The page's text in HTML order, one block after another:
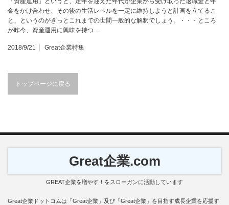
金をかけ合わせ、その後の生活レベルを一定に維持しようと計画を立てるこ
と、というのがきっとこれまでの世間一般的な解釈でしょう。・・・ところ
が昨今、資産運用に興味を持つ…
2018/9/21 Great企業特集
トップページに戻る
Great企業.com
GREAT企業を増やす！をスローガンに活動しています
Great企業ドットコムは「Great企業」及び「Great企業」を目指す成長企業を応援す